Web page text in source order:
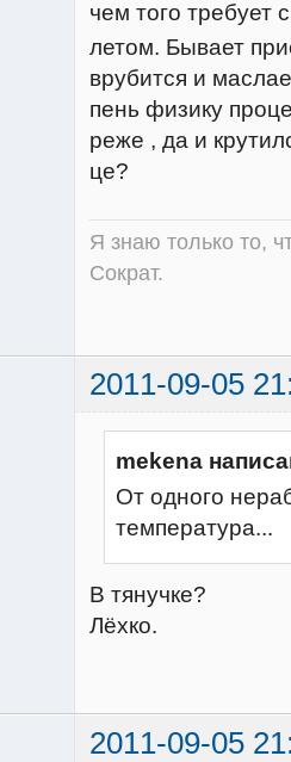
чем того требует
летом. Бывает
врубится и
пень физику
реже , да и
це?
Я знаю только то,
Сократ.
2011-09-05
mekena
От одного
температура...
В тянучке?
Лёхко.
2011-09-05